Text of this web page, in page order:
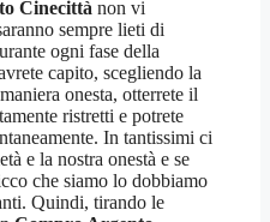
Cinecittà non vi
sempre lieti di
ogni fase della
capito, scegliendo la
onesta, otterrete il
ristretti e potrete
In tantissimi ci
e la nostra onestà e se
che siamo lo dobbiamo
Quindi, tirando le